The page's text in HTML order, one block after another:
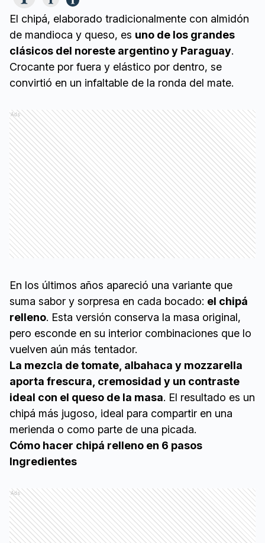
El chipá, elaborado tradicionalmente con almidón
de mandioca y queso, es uno de los grandes
clásicos del noreste argentino y Paraguay.
Crocante por fuera y elástico por dentro, se
convirtió en un infaltable de la ronda del mate.
Ads
En los últimos años apareció una variante que
suma sabor y sorpresa en cada bocado: el chipá
relleno. Esta versión conserva la masa original,
pero esconde en su interior combinaciones que lo
vuelven aún más tentador.
La mezcla de tomate, albahaca y mozzarella
aporta frescura, cremosidad y un contraste
ideal con el queso de la masa. El resultado es un
chipá más jugoso, ideal para compartir en una
merienda o como parte de una picada.
Cómo hacer chipá relleno en 6 pasos
Ingredientes
Ads